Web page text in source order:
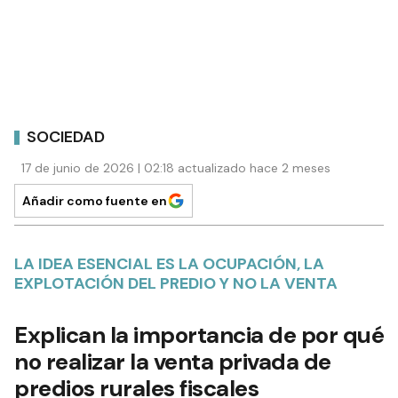
SOCIEDAD
17 de junio de 2026 | 02:18 actualizado hace 2 meses
Añadir como fuente en
LA IDEA ESENCIAL ES LA OCUPACIÓN, LA
EXPLOTACIÓN DEL PREDIO Y NO LA VENTA
Explican la importancia de por qué
no realizar la venta privada de
predios rurales fiscales